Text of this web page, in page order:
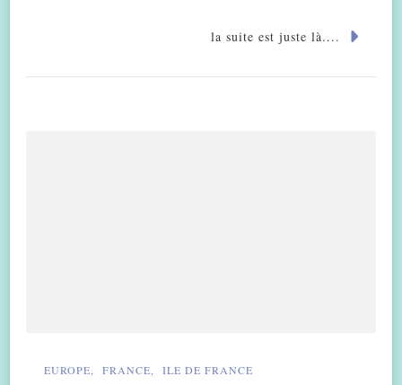
la suite est juste là....
EUROPE FRANCE ILE DE FRANCE